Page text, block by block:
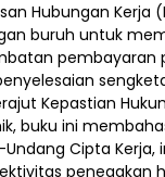
Hubungan Kerja
buruh untuk
pembayaran
Kepastian
buku ini
Cipta Kerja,
penegakan